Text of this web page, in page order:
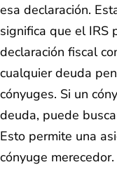
esa declaración.
significa que el IRS
declaración fiscal
cualquier deuda
cónyuges. Si un
deuda, puede
Esto permite una
cónyuge merecedor.